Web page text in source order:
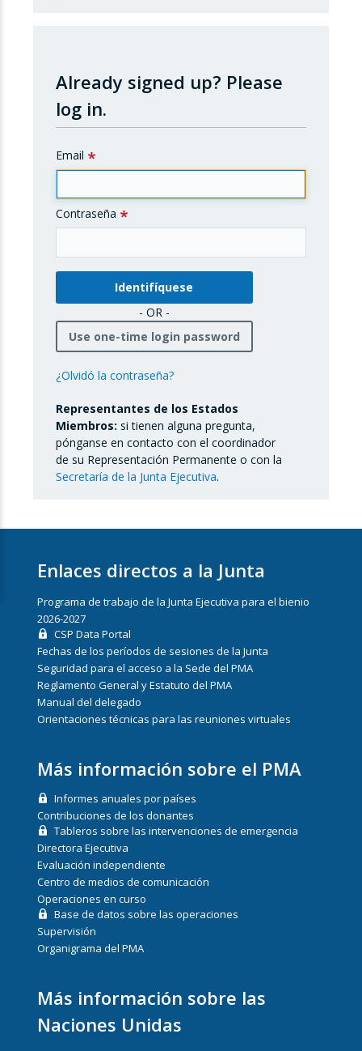
Already signed up? Please
log in.
Email
Contraseña
- OR -
Use one-time login password
¿Olvidó la contraseña?
Representantes de los Estados
Miembros: si tienen alguna pregunta,
pónganse en contacto con el coordinador
de su Representación Permanente o con la
Secretaría de la Junta Ejecutiva.
Enlaces directos a la Junta
Programa de trabajo de la Junta Ejecutiva para el bienio
2026-2027
CSP Data Portal
Fechas de los períodos de sesiones de la Junta
Seguridad para el acceso a la Sede del PMA
Reglamento General y Estatuto del PMA
Manual del delegado
Orientaciones técnicas para las reuniones virtuales
Más información sobre el PMA
Informes anuales por países
Contribuciones de los donantes
Tableros sobre las intervenciones de emergencia
Directora Ejecutiva
Evaluación independiente
Centro de medios de comunicación
Operaciones en curso
Base de datos sobre las operaciones
Supervisión
Organigrama del PMA
Más información sobre las
Naciones Unidas